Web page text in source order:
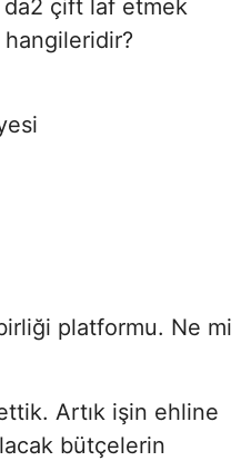
da2 çift laf etmek
platformu. Ne mi
Artık işin ehline
bütçelerin